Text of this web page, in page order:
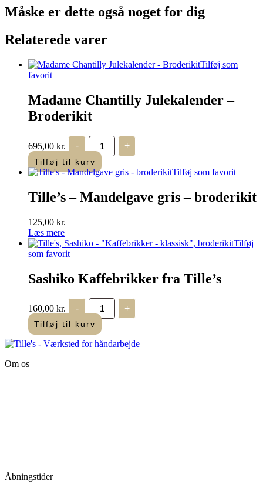
Along/Kursus
antal
Måske er dette også noget for dig
Relaterede varer
Tilføj som
favorit
Madame Chantilly Julekalender –
Broderikit
695,00 kr. -
Madame
Chantilly
Julekalender
Broderikit
+
Tilføj til kurv
Tilføj som favorit
Tille’s – Mandelgave gris – broderikit
125,00 kr.
Læs mere
Tilføj
som favorit
Sashiko Kaffebrikker fra Tille’s
160,00 kr. -
Sashiko
Kaffebrikker
fra
Tille's
antal
+
Tilføj til kurv
Om os
Åbningstider